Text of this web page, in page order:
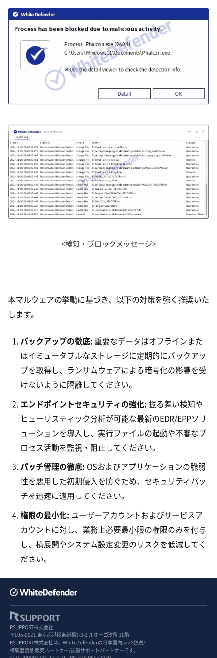
<検知・ブロックメッセージ>
本マルウェアの挙動に基づき、以下の対策を強く推奨いた
します。
バックアップの徹底: 重要なデータはオフラインまた
はイミュータブルなストレージに定期的にバックアッ
プを取得し、ランサムウェアによる暗号化の影響を受
けないように隔離してください。
エンドポイントセキュリティの強化: 振る舞い検知や
ヒューリスティック分析が可能な最新のEDR/EPPソリ
ューションを導入し、実行ファイルの起動や不審なプ
ロセス活動を監視・阻止してください。
パッチ管理の徹底: OSおよびアプリケーションの脆弱
性を悪用した初期侵入を防ぐため、セキュリティパッ
チを迅速に適用してください。
権限の最小化: ユーザーアカウントおよびサービスア
カウントに対し、業務上必要最小限の権限のみを付与
し、横展開やシステム設定変更のリスクを低減してく
ださい。
RSUPPORT株式会社
〒105-0021 東京都港区東新橋2-3-3 ルオーゴ汐留 10階
RSUPPORT株式会社は、WhiteDefenderの日本国内SaaS独占/
構築型製品 販売パートナー/技術サポートパートナーです。